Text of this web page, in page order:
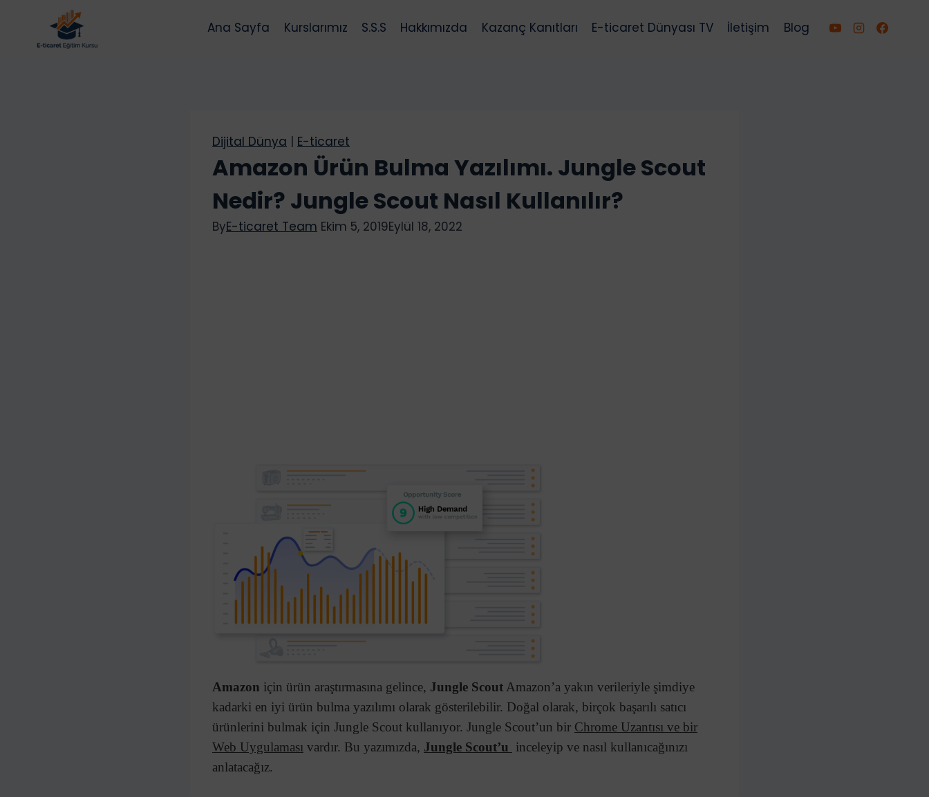
content
Ana Sayfa Kurslarımız S.S.S Hakkımızda Kazanç Kanıtları E-ticaret Dünyası TV İletişim Blog
Dijital Dünya | E-ticaret
Amazon Ürün Bulma Yazılımı. Jungle Scout
Nedir? Jungle Scout Nasıl Kullanılır?
ByE-ticaret Team Ekim 5, 2019Eylül 18, 2022
Amazon için ürün araştırmasına gelince, Jungle Scout Amazon’a yakın verileriyle şimdiye
kadarki en iyi ürün bulma yazılımı olarak gösterilebilir. Doğal olarak, birçok başarılı satıcı
ürünlerini bulmak için Jungle Scout kullanıyor. Jungle Scout’un bir Chrome Uzantısı ve bir
Web Uygulaması vardır. Bu yazımızda, Jungle Scout’u
inceleyip ve nasıl kullanıcağınızı
anlatacağız.